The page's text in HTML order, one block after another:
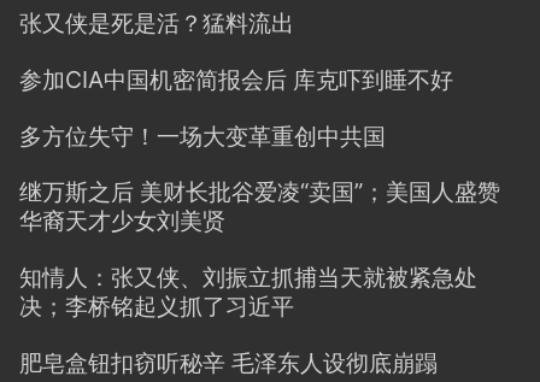
张又侠是死是活？猛料流出
参加CIA中国机密简报会后 库克吓到睡不好
多方位失守！一场大变革重创中共国
继万斯之后 美财长批谷爱凌“卖国”；美国人盛赞
华裔天才少女刘美贤
知情人：张又侠、刘振立抓捕当天就被紧急处
决；李桥铭起义抓了习近平
肥皂盒钮扣窃听秘辛 毛泽东人设彻底崩蹋